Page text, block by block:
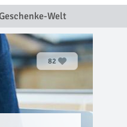
Welt
82